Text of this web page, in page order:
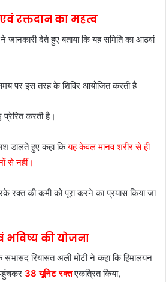
रक्तदान का महत्व
ने जानकारी देते हुए बताया कि यह समिति का आठवां
पर इस तरह के शिविर आयोजित करती है
करती है।
डालते हुए कहा कियह केवल मानव शरीर से ही
से नहीं।
रक्त की कमी को पूरा करने का प्रयास किया जा
की योजना
रियासत अली मोंटी ने कहा कि हिमालयन
38 यूनिट रक्तएकत्रित किया,